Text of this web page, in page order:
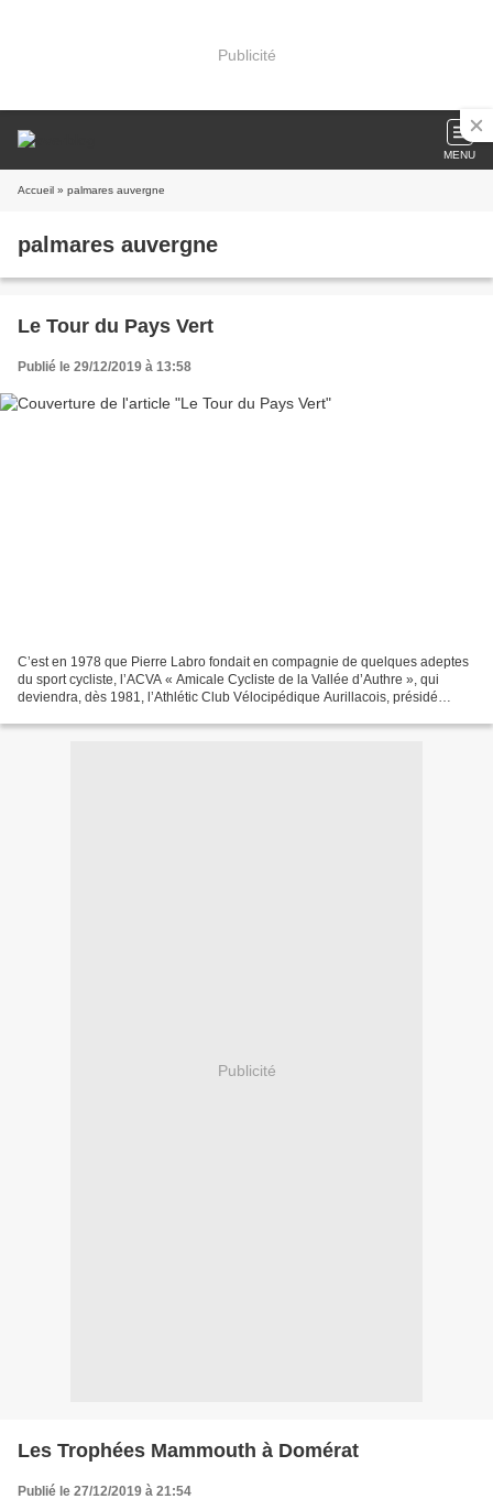
Publicité
MENU
Accueil » palmares auvergne
palmares auvergne
Le Tour du Pays Vert
Publié le 29/12/2019 à 13:58
C’est en 1978 que Pierre Labro fondait en compagnie de quelques adeptes
du sport cycliste, l’ACVA « Amicale Cycliste de la Vallée d’Authre », qui
deviendra, dès 1981, l’Athlétic Club Vélocipédique Aurillacois, présidé
Publicité
Les Trophées Mammouth à Domérat
Publié le 27/12/2019 à 21:54